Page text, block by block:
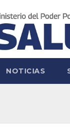
NOTICIAS